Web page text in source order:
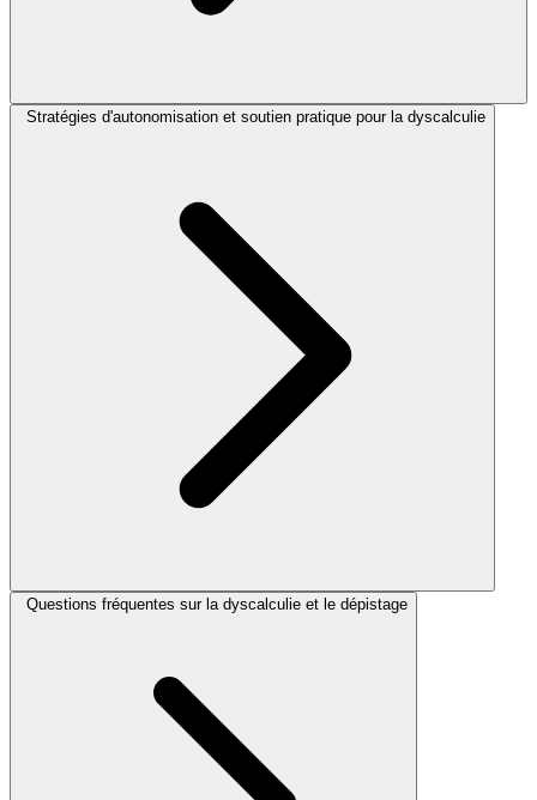
Stratégies d'autonomisation et soutien pratique pour la dyscalculie
Questions fréquentes sur la dyscalculie et le dépistage